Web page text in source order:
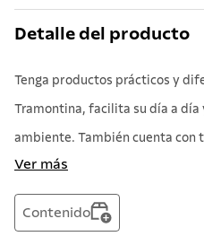
Detalle del producto
Tenga productos prácticos y
Tramontina, facilita su día a día
ambiente. También cuenta con
Ver más
Contenido